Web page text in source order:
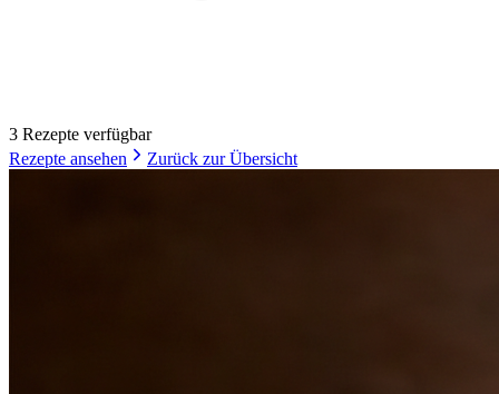
3 Rezepte verfügbar
Rezepte ansehen
Zurück zur Übersicht